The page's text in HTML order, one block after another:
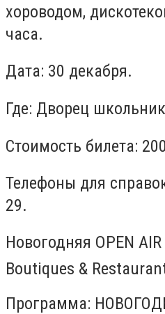
хороводом,
часа.
Дата: 30 декабря.
Где: Дворец
Стоимость билета:
Телефоны для
29.
Новогодняя OPEN
Boutiques &
Программа: